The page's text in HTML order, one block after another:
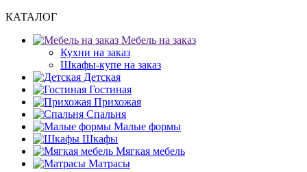
КАТАЛОГ
Мебель на заказ
Кухни на заказ
Шкафы-купе на заказ
Детская
Гостиная
Прихожая
Спальня
Малые формы
Шкафы
Мягкая мебель
Матрасы